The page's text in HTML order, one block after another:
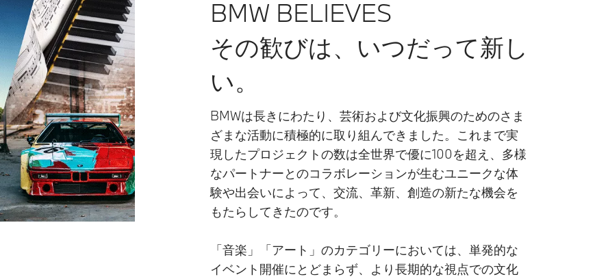
BMW BELIEVES
その歓びは、いつだって新し
い。
BMWは長きにわたり、芸術および文化振興のためのさま
ざまな活動に積極的に取り組んできました。これまで実
現したプロジェクトの数は全世界で優に100を超え、多様
なパートナーとのコラボレーションが生むユニークな体
験や出会いによって、交流、革新、創造の新たな機会を
もたらしてきたのです。
「音楽」「アート」のカテゴリーにおいては、単発的な
イベント開催にとどまらず、より長期的な視点での文化